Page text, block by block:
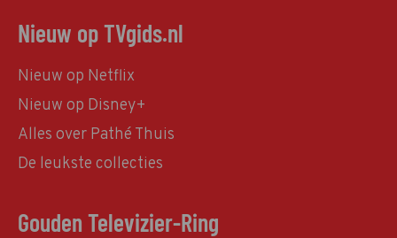
Nieuw op TVgids.nl
Nieuw op Netflix
Nieuw op Disney+
Alles over Pathé Thuis
De leukste collecties
Gouden Televizier-Ring